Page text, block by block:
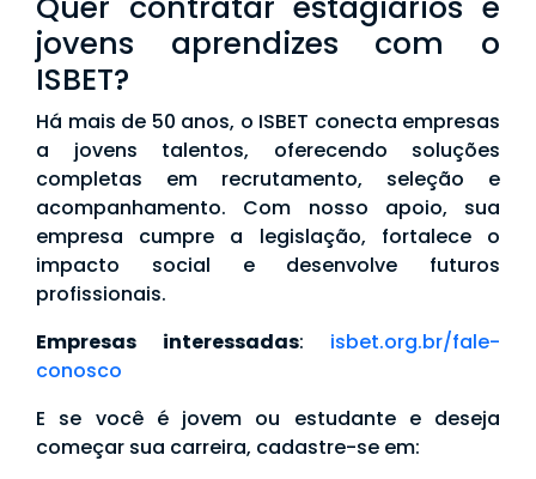
jovens aprendizes com o
ISBET?
Há mais de 50 anos, o ISBET conecta empresas
a jovens talentos, oferecendo soluções
completas em recrutamento, seleção e
acompanhamento. Com nosso apoio, sua
empresa cumpre a legislação, fortalece o
impacto social e desenvolve futuros
profissionais.
Empresas interessadas: isbet.org.br/fale-
conosco
E se você é jovem ou estudante e deseja
começar sua carreira, cadastre-se em: